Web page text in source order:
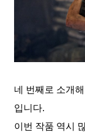
네 번째로 소개
입니다.
이번 작품 역시